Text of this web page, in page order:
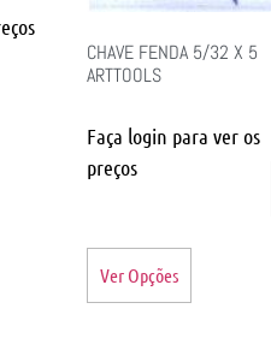
CHAVE FENDA 5/32 X 5
ARTTOOLS
Faça login para ver os
preços
Ver Opções